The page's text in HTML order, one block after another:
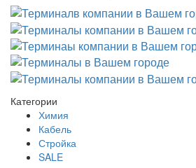
Категории
Химия
Кабель
Стройка
SALE